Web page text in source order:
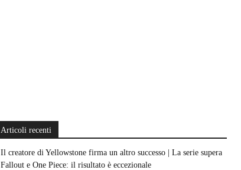
Articoli recenti
Il creatore di Yellowstone firma un altro successo | La serie supera
Fallout e One Piece: il risultato è eccezionale